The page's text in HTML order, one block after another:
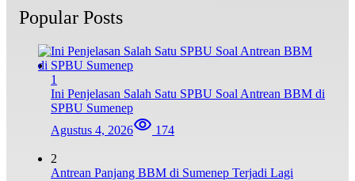
Popular Posts
1
Ini Penjelasan Salah Satu SPBU Soal Antrean BBM di
SPBU Sumenep
Agustus 4, 2026
174
2
Antrean Panjang BBM di Sumenep Terjadi Lagi